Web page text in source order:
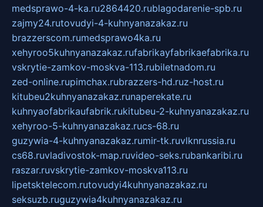
medsprawo-4-ka.ru2864420.rublagodarenie-spb.ru
zajmy24.rutovudyi-4-kuhnyanazakaz.ru
brazzerscom.rumedsprawo4ka.ru
xehyroo5kuhnyanazakaz.rufabrikayfabrikaefabrika.ru
vskrytie-zamkov-moskva-113.rubiletnadom.ru
zed-online.rupimchax.rubrazzers-hd.ruz-host.ru
kitubeu2kuhnyanazakaz.runaperekate.ru
kuhnyaofabrikaufabrik.rukitubeu-2-kuhnyanazakaz.ru
xehyroo-5-kuhnyanazakaz.rucs-68.ru
guzywia-4-kuhnyanazakaz.rumir-tk.ruvlknrussia.ru
cs68.ruvladivostok-map.ruvideo-seks.rubankaribi.ru
raszar.ruvskrytie-zamkov-moskva113.ru
lipetsktelecom.rutovudyi4kuhnyanazakaz.ru
seksuzb.ruguzywia4kuhnyanazakaz.ru